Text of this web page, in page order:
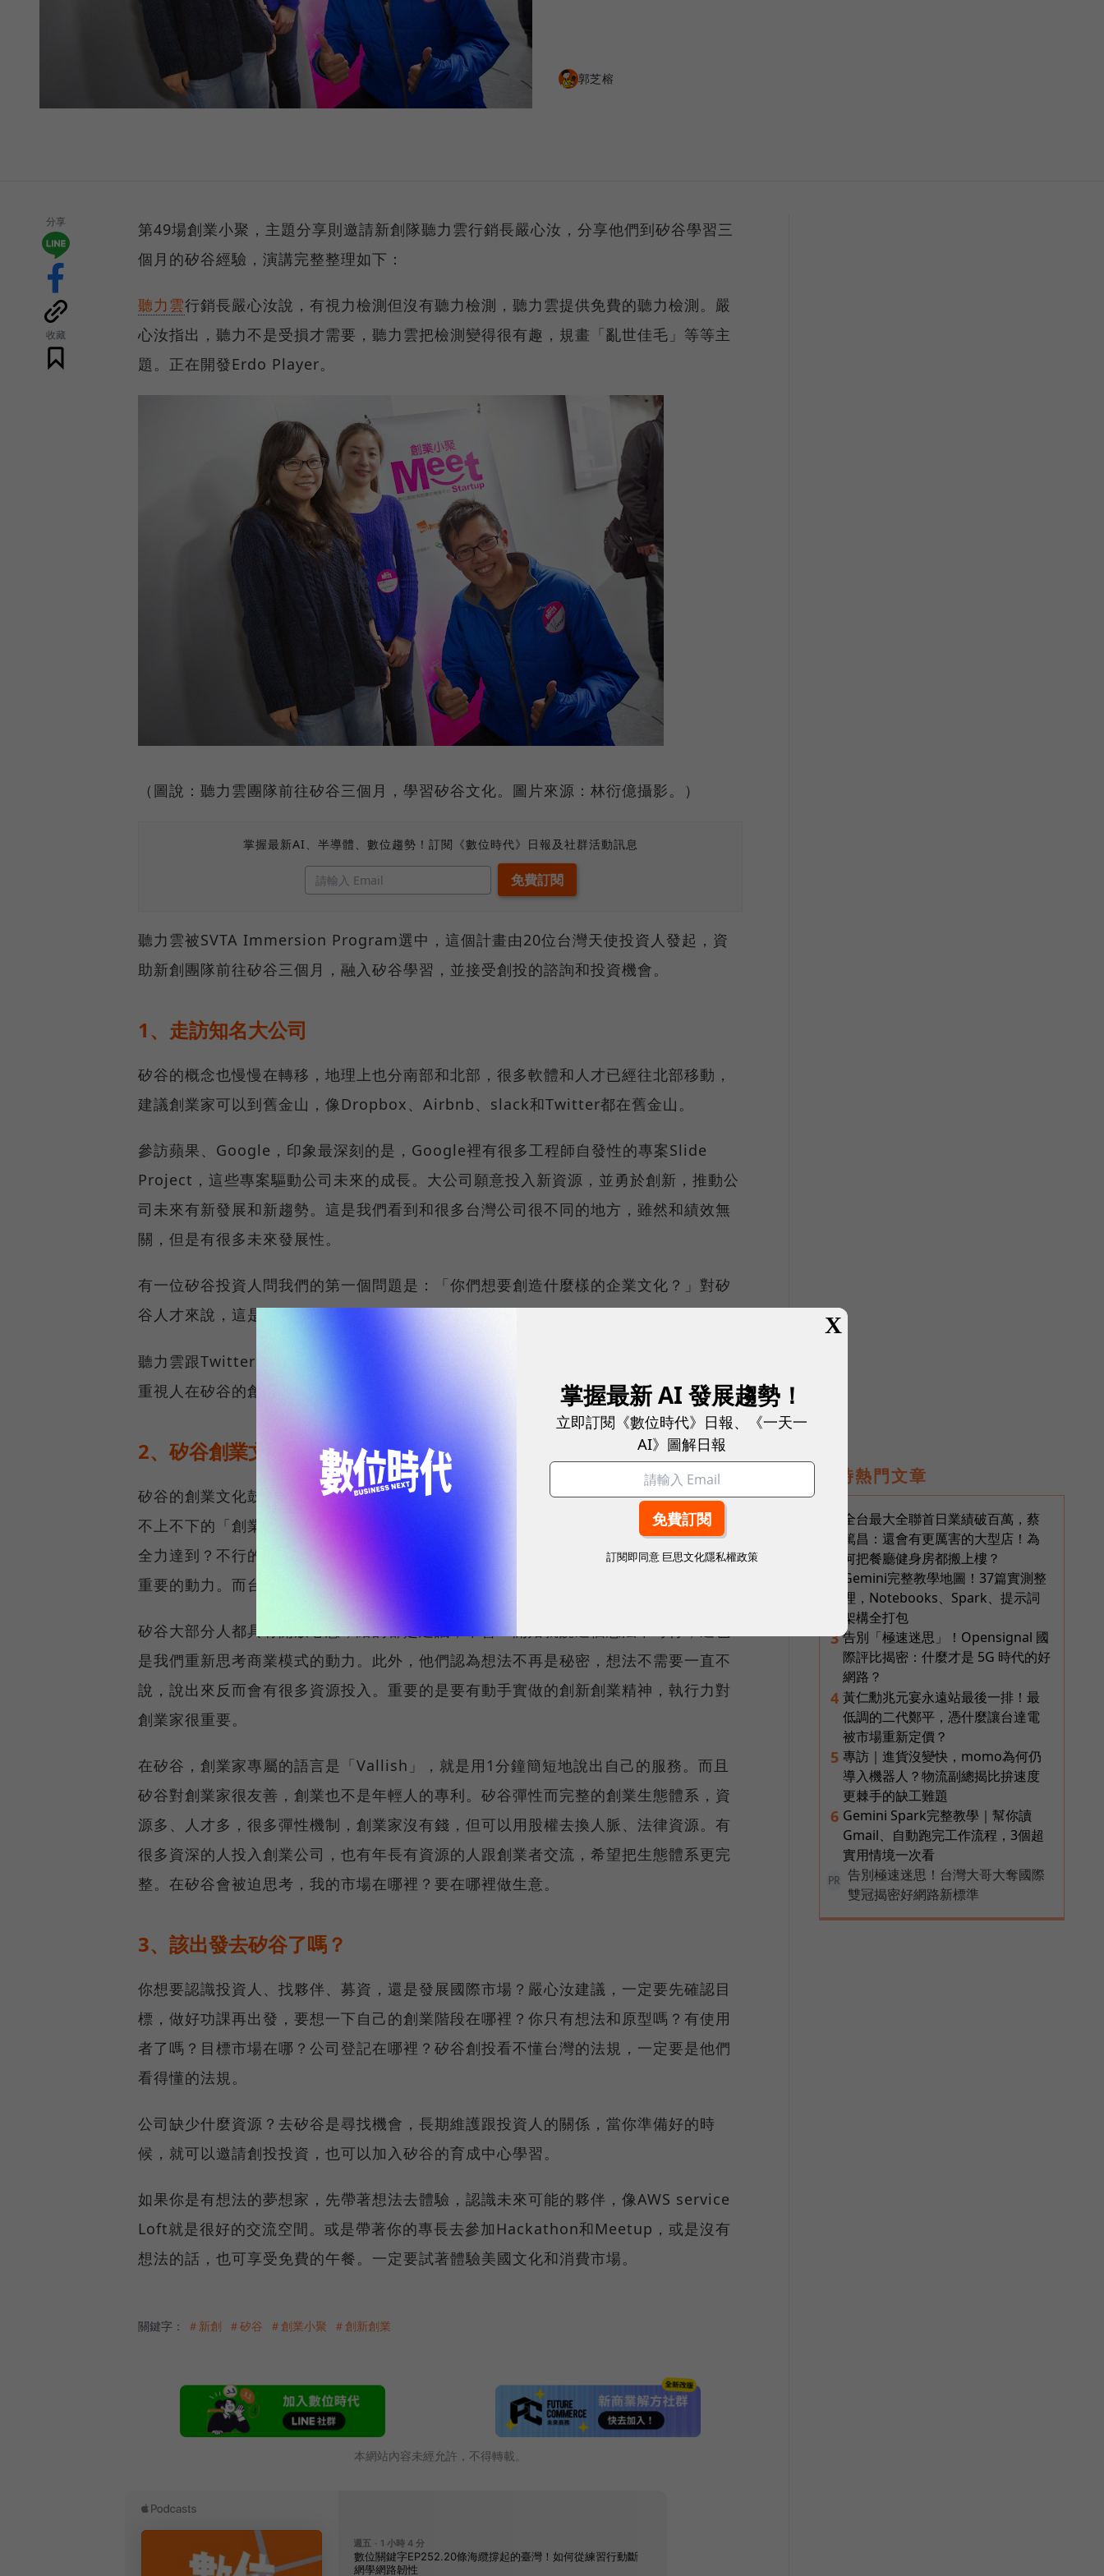
郭芝榕
分享
收藏
第49場創業小聚，主題分享則邀請新創隊聽力雲行銷長嚴心汝，分享他們到矽谷學習三
個月的矽谷經驗，演講完整整理如下：
聽力雲行銷長嚴心汝說，有視力檢測但沒有聽力檢測，聽力雲提供免費的聽力檢測。嚴
心汝指出，聽力不是受損才需要，聽力雲把檢測變得很有趣，規畫「亂世佳毛」等等主
題。正在開發Erdo Player。
（圖說：聽力雲團隊前往矽谷三個月，學習矽谷文化。圖片來源：林衍億攝影。）
掌握最新AI、半導體、數位趨勢！訂閱《數位時代》日報及社群活動訊息
聽力雲被SVTA Immersion Program選中，這個計畫由20位台灣天使投資人發起，資
助新創團隊前往矽谷三個月，融入矽谷學習，並接受創投的諮詢和投資機會。
1、走訪知名大公司
矽谷的概念也慢慢在轉移，地理上也分南部和北部，很多軟體和人才已經往北部移動，
建議創業家可以到舊金山，像Dropbox、Airbnb、slack和Twitter都在舊金山。
參訪蘋果、Google，印象最深刻的是，Google裡有很多工程師自發性的專案Slide
Project，這些專案驅動公司未來的成長。大公司願意投入新資源，並勇於創新，推動公
司未來有新發展和新趨勢。這是我們看到和很多台灣公司很不同的地方，雖然和績效無
關，但是有很多未來發展性。
有一位矽谷投資人問我們的第一個問題是：「你們想要創造什麼樣的企業文化？」對矽
谷人才來說，這是很重要的問題，是他們一開始就會思考並回答的事。
聽力雲跟Twitter的工程師聊天，發現大公司會用財務層面去思考「人才需要什麼」？很
重視人在矽谷的創業環境中。
2、矽谷創業文化
矽谷的創業文化鼓勵失敗，要嘛就是趕快創業成功，不然就趕快失敗，而不是一直處於
不上不下的「創業者」。他們提醒我們記得擁抱失敗，為自己訂里程碑，看能不能用盡
全力達到？不行的話就趕快轉型，失敗不是很丟臉的事，而是讓你做別的事情成長，很
重要的動力。而台灣很少人在談失敗。
矽谷大部分人都具有開放心態，給的都是建議，不會一開始就說這個想法不可行，這也
是我們重新思考商業模式的動力。此外，他們認為想法不再是秘密，想法不需要一直不
說，說出來反而會有很多資源投入。重要的是要有動手實做的創新創業精神，執行力對
創業家很重要。
在矽谷，創業家專屬的語言是「Vallish」，就是用1分鐘簡短地說出自己的服務。而且
矽谷對創業家很友善，創業也不是年輕人的專利。矽谷彈性而完整的創業生態體系，資
源多、人才多，很多彈性機制，創業家沒有錢，但可以用股權去換人脈、法律資源。有
很多資深的人投入創業公司，也有年長有資源的人跟創業者交流，希望把生態體系更完
整。在矽谷會被迫思考，我的市場在哪裡？要在哪裡做生意。
3、該出發去矽谷了嗎？
你想要認識投資人、找夥伴、募資，還是發展國際市場？嚴心汝建議，一定要先確認目
標，做好功課再出發，要想一下自己的創業階段在哪裡？你只有想法和原型嗎？有使用
者了嗎？目標市場在哪？公司登記在哪裡？矽谷創投看不懂台灣的法規，一定要是他們
看得懂的法規。
公司缺少什麼資源？去矽谷是尋找機會，長期維護跟投資人的關係，當你準備好的時
候，就可以邀請創投投資，也可以加入矽谷的育成中心學習。
如果你是有想法的夢想家，先帶著想法去體驗，認識未來可能的夥伴，像AWS service
Loft就是很好的交流空間。或是帶著你的專長去參加Hackathon和Meetup，或是沒有
想法的話，也可享受免費的午餐。一定要試著體驗美國文化和消費市場。
關鍵字： ＃新創 ＃矽谷 ＃創業小聚 ＃創新創業
本網站內容未經允許，不得轉載。
即時熱門文章
全台最大全聯首日業績破百萬，蔡
篤昌：還會有更厲害的大型店！為
何把餐廳健身房都搬上樓？
Gemini完整教學地圖！37篇實測整
理，Notebooks、Spark、提示詞
架構全打包
3 告別「極速迷思」！Opensignal 國
際評比揭密：什麼才是 5G 時代的好
網路？
4 黃仁勳兆元宴永遠站最後一排！最
低調的二代鄭平，憑什麼讓台達電
被市場重新定價？
5 專訪｜進貨沒變快，momo為何仍
導入機器人？物流副總揭比拚速度
更棘手的缺工難題
6 Gemini Spark完整教學｜幫你讀
Gmail、自動跑完工作流程，3個超
實用情境一次看
PR
告別極速迷思！台灣大哥大奪國際
雙冠揭密好網路新標準
X
掌握最新 AI 發展趨勢！
立即訂閱《數位時代》日報、《一天一
AI》圖解日報
訂閱即同意 巨思文化隱私權政策